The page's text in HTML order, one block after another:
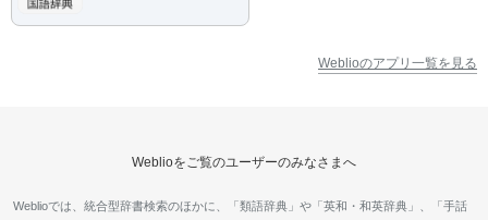
Weblioのアプリ一覧を見る
Weblioをご覧のユーザーのみなさまへ
Weblioでは、統合型辞書検索のほかに、「類語辞典」や「英和・和英辞典」、「手話